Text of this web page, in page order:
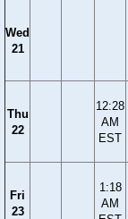
Wed
21
Thu
22
12:28
AM
EST
Fri
23
1:18
AM